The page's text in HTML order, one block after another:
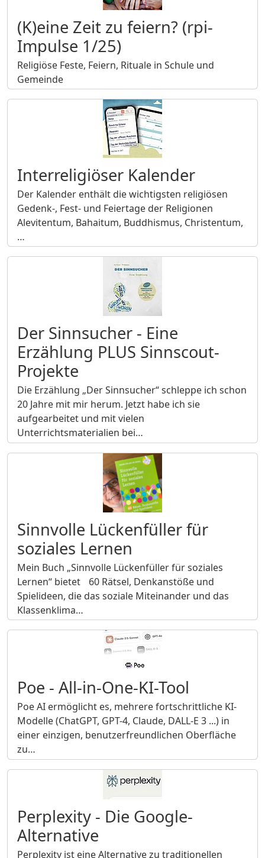
(K)eine Zeit zu feiern? (rpi-
Impulse 1/25)
Religiöse Feste, Feiern, Rituale in Schule und
Gemeinde
Interreligiöser Kalender
Der Kalender enthält die wichtigsten religiösen
Gedenk-, Fest- und Feiertage der Religionen
Alevitentum, Bahaitum, Buddhismus, Christentum,
…
Der Sinnsucher - Eine
Erzählung PLUS Sinnscout-
Projekte
Die Erzählung „Der Sinnsucher“ schleppe ich schon
20 Jahre mit mir herum. Jetzt habe ich sie
aufgearbeitet und mit vielen
Unterrichtsmaterialien bei…
Sinnvolle Lückenfüller für
soziales Lernen
Mein Buch „Sinnvolle Lückenfüller für soziales
Lernen“ bietet 60 Rätsel, Denkanstöße und
Spielideen, die das soziale Miteinander und das
Klassenklima…
Poe - All-in-One-KI-Tool
Poe AI ermöglicht es, mehrere fortschrittliche KI-
Modelle (ChatGPT, GPT-4, Claude, DALL-E 3 ...) in
einer einzigen, benutzerfreundlichen Oberfläche
zu…
Perplexity - Die Google-
Alternative
Perplexity ist eine Alternative zu traditionellen